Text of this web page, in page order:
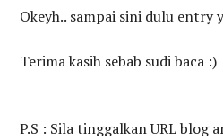
Okeyh.. sampai sini dulu entry
Terima kasih sebab sudi baca :)
P.S : Sila tinggalkan URL blog